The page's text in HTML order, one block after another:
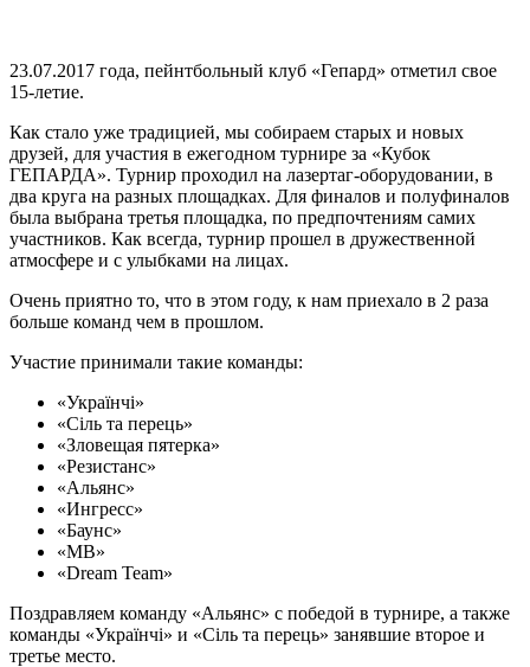
23.07.2017 года, пейнтбольный клуб «Гепард» отметил свое
15-летие.
Как стало уже традицией, мы собираем старых и новых
друзей, для участия в ежегодном турнире за «Кубок
ГЕПАРДА». Турнир проходил на лазертаг-оборудовании, в
два круга на разных площадках. Для финалов и полуфиналов
была выбрана третья площадка, по предпочтениям самих
участников. Как всегда, турнир прошел в дружественной
атмосфере и с улыбками на лицах.
Очень приятно то, что в этом году, к нам приехало в 2 раза
больше команд чем в прошлом.
Участие принимали такие команды:
«Українчі»
«Сіль та перець»
«Зловещая пятерка»
«Резистанс»
«Альянс»
«Ингресс»
«Баунс»
«МВ»
«Dream Team»
Поздравляем команду «Альянс» с победой в турнире, а также
команды «Українчі» и «Сіль та перець» занявшие второе и
третье место.